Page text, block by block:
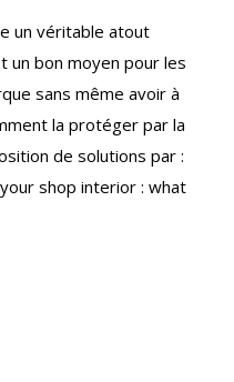
un véritable atout
un bon moyen pour les
sans même avoir à
la protéger par la
de solutions par :
shop interior : what